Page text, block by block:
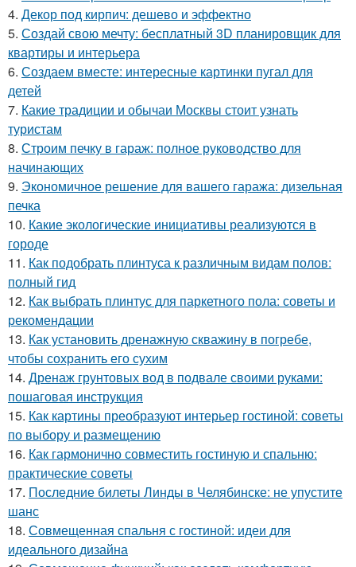
4. Декор под кирпич: дешево и эффектно
5. Создай свою мечту: бесплатный 3D планировщик для
квартиры и интерьера
6. Создаем вместе: интересные картинки пугал для
детей
7. Какие традиции и обычаи Москвы стоит узнать
туристам
8. Строим печку в гараж: полное руководство для
начинающих
9. Экономичное решение для вашего гаража: дизельная
печка
10. Какие экологические инициативы реализуются в
городе
11. Как подобрать плинтуса к различным видам полов:
полный гид
12. Как выбрать плинтус для паркетного пола: советы и
рекомендации
13. Как установить дренажную скважину в погребе,
чтобы сохранить его сухим
14. Дренаж грунтовых вод в подвале своими руками:
пошаговая инструкция
15. Как картины преобразуют интерьер гостиной: советы
по выбору и размещению
16. Как гармонично совместить гостиную и спальню:
практические советы
17. Последние билеты Линды в Челябинске: не упустите
шанс
18. Совмещенная спальня с гостиной: идеи для
идеального дизайна